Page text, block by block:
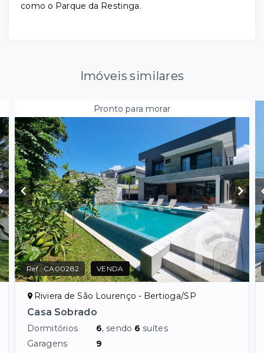
como o Parque da Restinga.
Imóveis similares
Pronto para morar
Ref.:CA00282 VENDA
Riviera de São Lourenço - Bertioga/SP
Casa Sobrado
Dormitórios 6, sendo 6 suítes
Garagens
9